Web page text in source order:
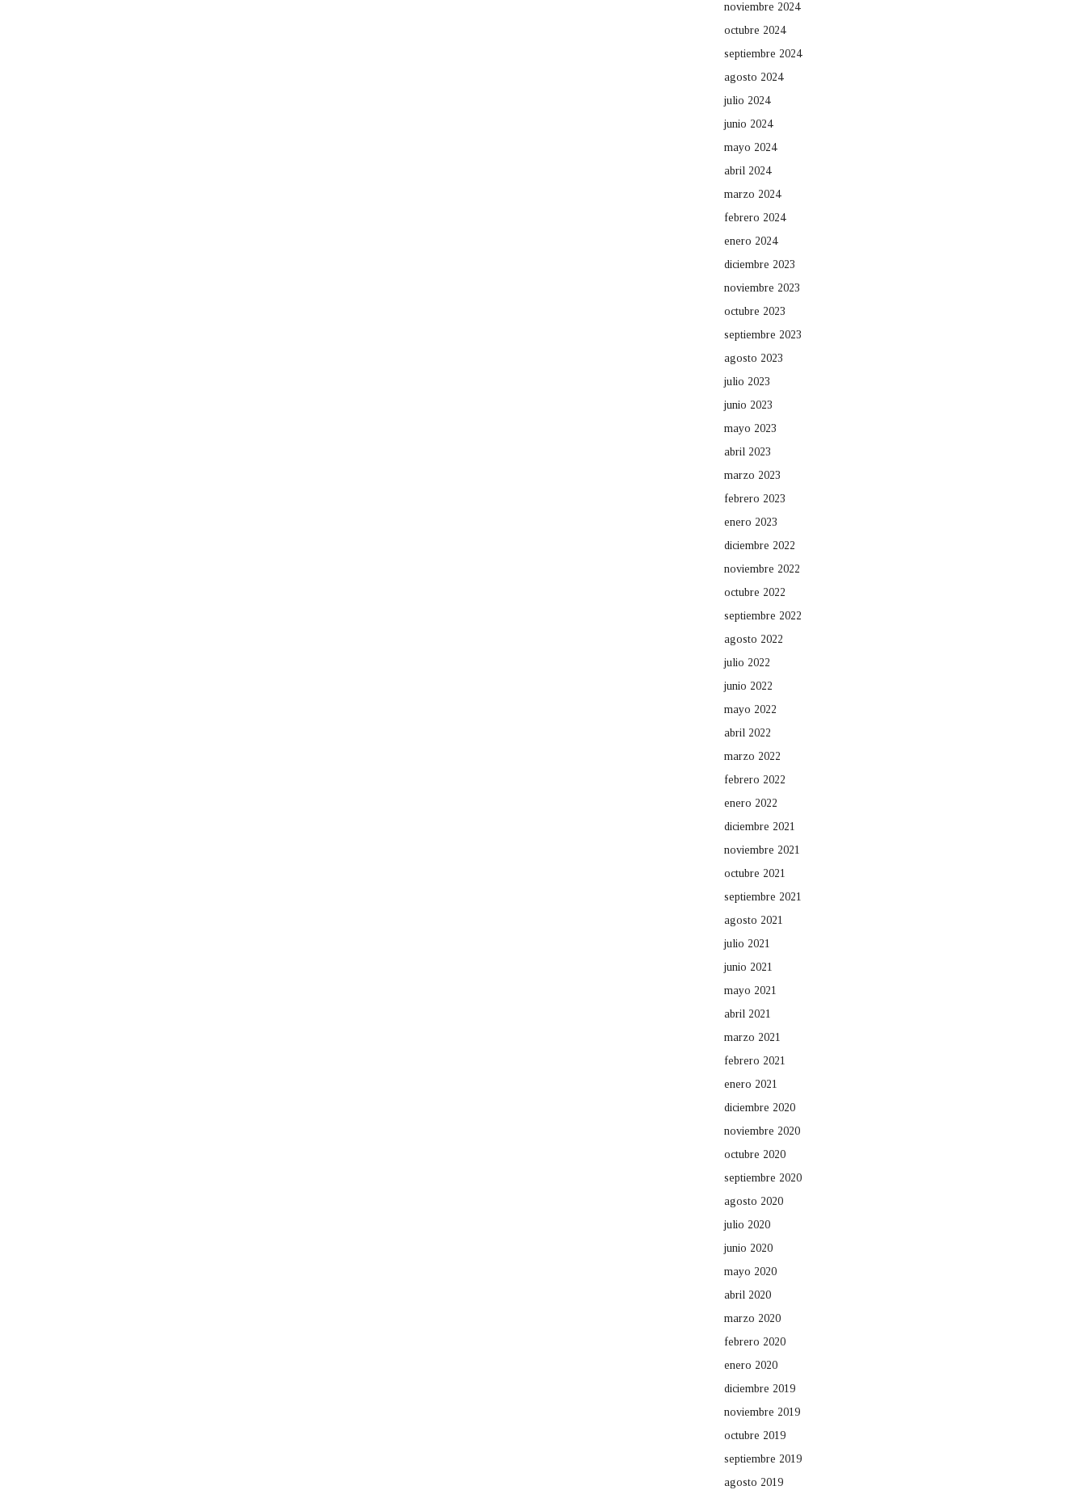
noviembre 2024
octubre 2024
septiembre 2024
agosto 2024
julio 2024
junio 2024
mayo 2024
abril 2024
marzo 2024
febrero 2024
enero 2024
diciembre 2023
noviembre 2023
octubre 2023
septiembre 2023
agosto 2023
julio 2023
junio 2023
mayo 2023
abril 2023
marzo 2023
febrero 2023
enero 2023
diciembre 2022
noviembre 2022
octubre 2022
septiembre 2022
agosto 2022
julio 2022
junio 2022
mayo 2022
abril 2022
marzo 2022
febrero 2022
enero 2022
diciembre 2021
noviembre 2021
octubre 2021
septiembre 2021
agosto 2021
julio 2021
junio 2021
mayo 2021
abril 2021
marzo 2021
febrero 2021
enero 2021
diciembre 2020
noviembre 2020
octubre 2020
septiembre 2020
agosto 2020
julio 2020
junio 2020
mayo 2020
abril 2020
marzo 2020
febrero 2020
enero 2020
diciembre 2019
noviembre 2019
octubre 2019
septiembre 2019
agosto 2019